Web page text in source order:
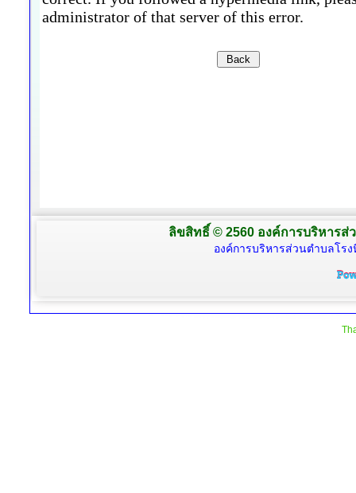
ลิขสิทธิ์ © 2560 องค์การบริหารส่
องค์การบริหารส่วนตำบลโร